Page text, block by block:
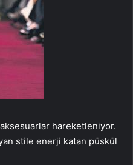
hareketleniyor.
stile enerji katan püskül